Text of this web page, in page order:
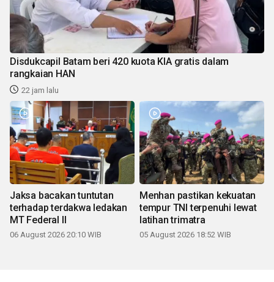
Disdukcapil Batam beri 420 kuota KIA gratis dalam
rangkaian HAN
22 jam lalu
Jaksa bacakan tuntutan
terhadap terdakwa ledakan
MT Federal II
06 August 2026 20:10 WIB
Menhan pastikan kekuatan
tempur TNI terpenuhi lewat
latihan trimatra
05 August 2026 18:52 WIB